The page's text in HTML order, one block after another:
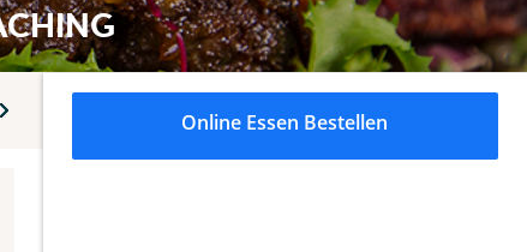
Känguru Burger – nur für kurze Zeit erhältlich.
Online Essen Bestellen